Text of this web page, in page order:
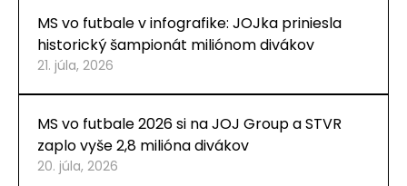
MS vo futbale v infografike: JOJka priniesla
historický šampionát miliónom divákov
21. júla, 2026
MS vo futbale 2026 si na JOJ Group a STVR
zaplo vyše 2,8 milióna divákov
20. júla, 2026